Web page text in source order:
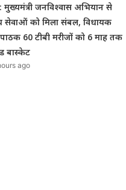
मुख्यमंत्री जनविश्वास अभियान से
सेवाओं को मिला संबल, विधायक
60 टीबी मरीजों को 6 माह तक
बास्केट
ago